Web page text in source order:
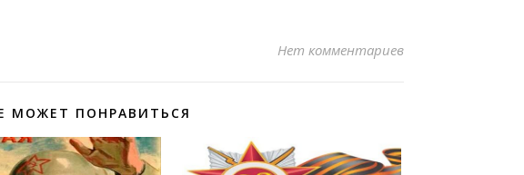
Нет комментариев
МОЖЕТ ПОНРАВИТЬСЯ